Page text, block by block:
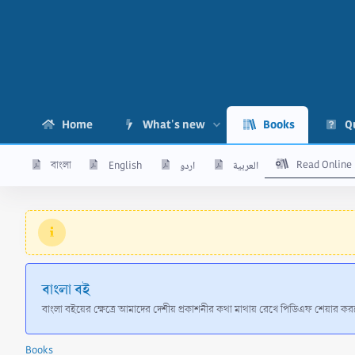
Home What's new Books
বাংলা English اردو العربية Read Online
বাংলা বই
বাংলা বইয়ের ক্ষেত্রে আমাদের দেশীয় প্রকাশনীর কথা মাথায় রেখে পিডিএফ
Books